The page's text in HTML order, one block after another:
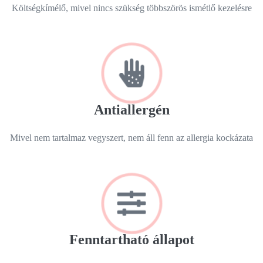
Költségkímélő, mivel nincs szükség többszörös ismétlő kezelésre
Antiallergén
Mivel nem tartalmaz vegyszert, nem áll fenn az allergia kockázata
Fenntartható állapot